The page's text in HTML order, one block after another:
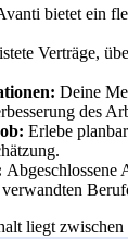
bietet ein
Verträge,
Deine
des
Erlebe
Abgeschlossene
liegt